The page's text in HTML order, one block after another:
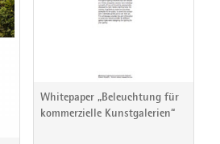
Whitepaper „Beleuchtung für
kommerzielle Kunstgalerien“